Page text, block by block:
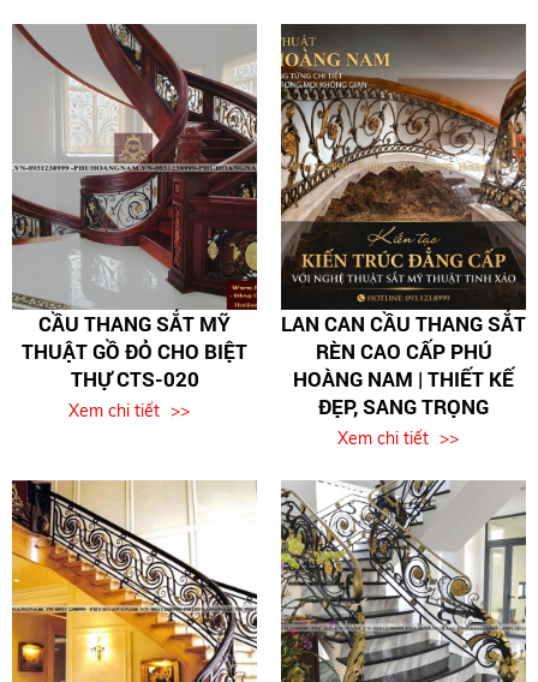
CẦU THANG SẮT MỸ
THUẬT GỒ ĐỎ CHO BIỆT
THỰ CTS-020
Xem chi tiết
LAN CAN CẦU THANG SẮT
RÈN CAO CẤP PHÚ
HOÀNG NAM | THIẾT KẾ
ĐẸP, SANG TRỌNG
Xem chi tiết